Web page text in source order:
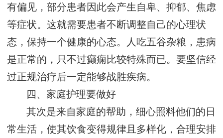
有偏见，部分患者因此会产生自卑、抑郁、焦虑
等症状。这就需要患者不断调整自己的心理状
态，保持一个健康的心态。人吃五谷杂粮，患病
是正常的，只不过癫痫比较特殊而已。要坚信经
过正规治疗后一定能够战胜疾病。
四、家庭护理要做好
其次是来自家庭的帮助，细心照料他们的日
常生活，使其饮食变得规律且多样化，合理安排